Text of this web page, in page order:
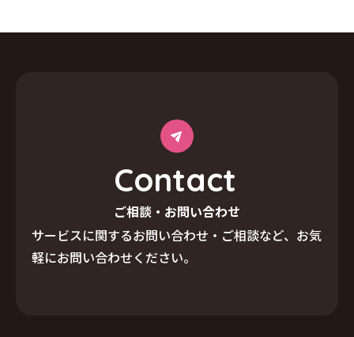
Contact
ご相談・お問い合わせ
サービスに関するお問い合わせ・ご相談など、 お気
軽にお問い合わせください。